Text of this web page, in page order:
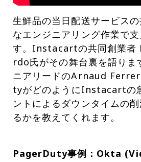
生鮮品の当日配送サービス
なエンジニアリング作業で
す。Instacartの共同創業
rdo氏がその舞台裏を語りま
ニアリードのArnaud
tyがどのようにInstacartの
ントによるダウンタイムの
るかを教えてくれます。
PagerDuty事例：Okta